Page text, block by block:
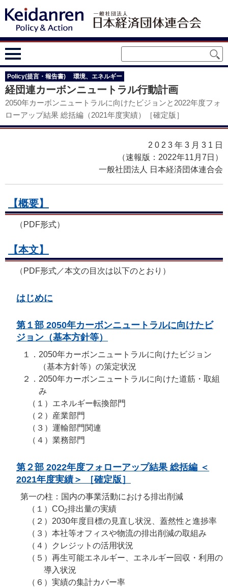
Policy(提言・報告書) 環境、エネルギー
経団連カーボンニュートラル行動計画
2050年カーボンニュートラルに向けたビジョンと2022年度フォ
ローアップ結果 総括編（2021年度実績）［確定版］
2023年3月31 日
（速報版：2022年11月7日）
一般社団法人 日本経済団体連合会
【概要】
（PDF形式）
【本文】
（PDF形式／本文の目次は以下のとおり）
はじめに
第１部 2050年カーボンニュートラルに向けたビ
ジョン（基本方針等）
１． 2050年カーボンニュートラルに向けたビジョン
（基本方針等）の策定状況
２． 2050年カーボンニュートラルに向けた道筋・取組
み
（１） エネルギー転換部門
（２） 産業部門
（３） 運輸部門関連
（４） 業務部門
第２部 2022年度フォローアップ結果 総括編 ＜
2021年度実績＞ ［確定版］
第一の柱：国内の事業活動における排出削減
（１） CO2排出量の実績
（２） 2030年度目標の見直し状況、蓋然性と進捗率
（３） 本社等オフィスや物流の排出削減の取組み
（４）
クレジットの活用状況
（５） 再生可能エネルギー、エネルギー回収・利用の
導入状況
（６） 実績の集計カバー率